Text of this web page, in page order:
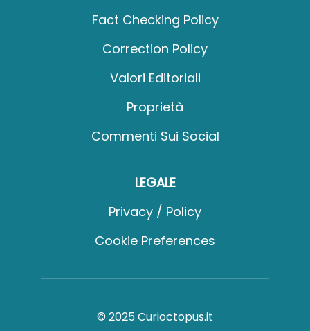
Fact Checking Policy
Correction Policy
Valori Editoriali
Proprietà
Commenti Sui Social
LEGALE
Privacy / Policy
Cookie Preferences
© 2025 Curioctopus.it